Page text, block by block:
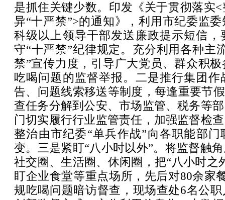
是抓住关键少数。印发《关于贯彻落实
异“十严禁”>的通知》，利用市纪委监
科级以上领导干部发送廉政提示短信，
守“十严禁”纪律规定。充分利用各种主
禁”宣传力度，引导广大党员、群众积
吃喝问题的监督举报。二是推行集团作
告、问题线索移送等制度，每逢重要节
查任务分解到公安、市场监管、税务等
门切实履行行业监管责任，加强监督检
整治由市纪委“单兵作战”向各职能部门
变。三是紧盯“八小时以外”。将监督触
社交圈、生活圈、休闲圈，把“八小时之
盯企业食堂等重点场所，先后对80余家
规吃喝问题暗访督查，现场查处6名公